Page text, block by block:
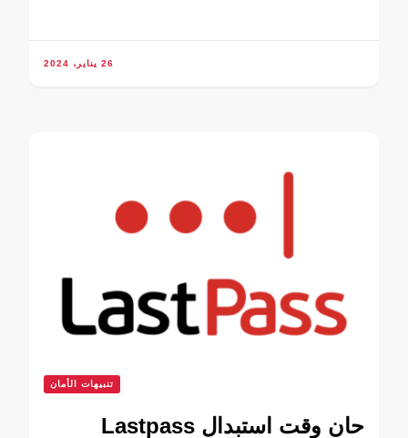
26 يناير، 2024
تنبيهات الأمان
حان وقت استبدال Lastpass